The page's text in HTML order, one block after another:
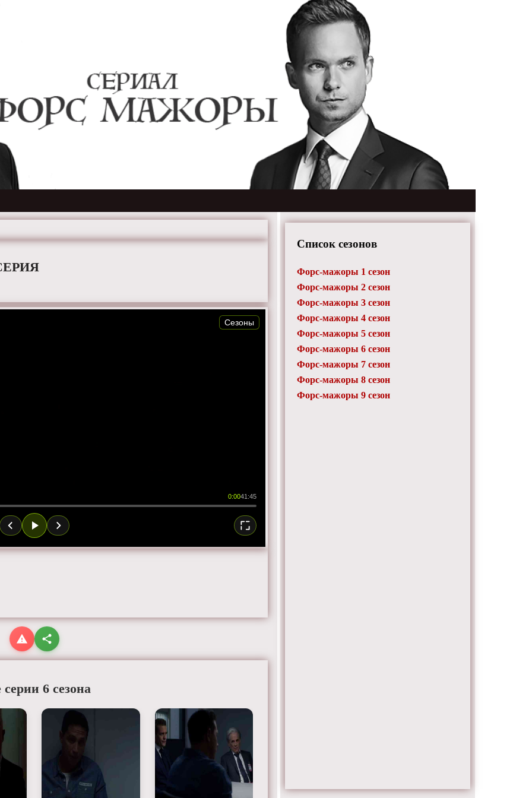
0:0041:45
Сезоны
серии 6 сезона
Список сезонов
Форс-мажоры 1 сезон
Форс-мажоры 2 сезон
Форс-мажоры 3 сезон
Форс-мажоры 4 сезон
Форс-мажоры 5 сезон
Форс-мажоры 6 сезон
Форс-мажоры 7 сезон
Форс-мажоры 8 сезон
Форс-мажоры 9 сезон